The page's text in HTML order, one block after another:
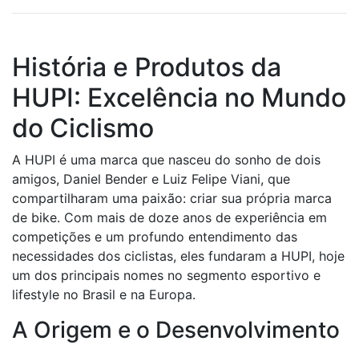
História e Produtos da
HUPI: Excelência no Mundo
do Ciclismo
A HUPI é uma marca que nasceu do sonho de dois
amigos, Daniel Bender e Luiz Felipe Viani, que
compartilharam uma paixão: criar sua própria marca
de bike. Com mais de doze anos de experiência em
competições e um profundo entendimento das
necessidades dos ciclistas, eles fundaram a HUPI, hoje
um dos principais nomes no segmento esportivo e
lifestyle no Brasil e na Europa.
A Origem e o Desenvolvimento